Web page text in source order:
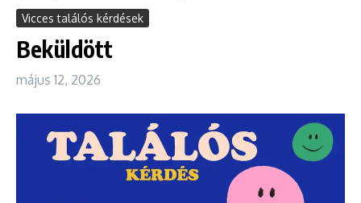
Vicces találós kérdések
Beküldött
május 12, 2026